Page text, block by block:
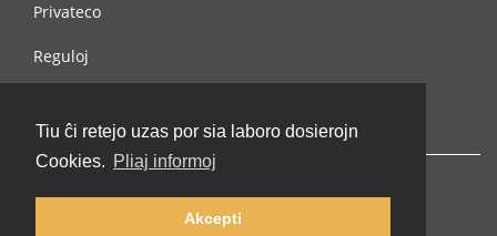
Tiu ĉi retejo uzas por sia laboro dosierojn
Cookies. Pliaj informoj
Akcepti
Privateco
Reguloj